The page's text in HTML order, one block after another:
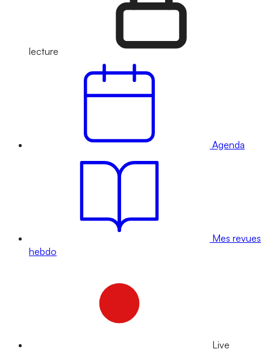
lecture
Agenda
Mes revues
hebdo
Live